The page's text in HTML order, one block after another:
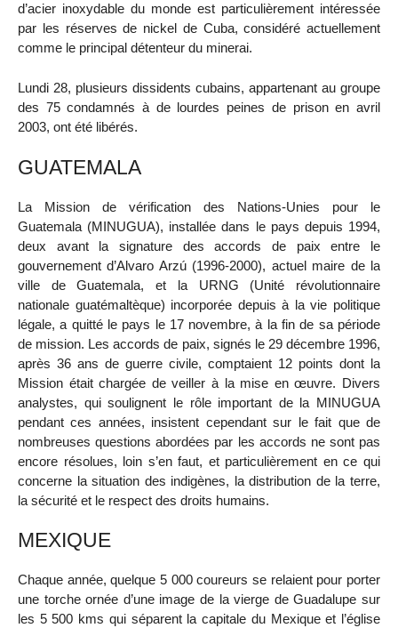
d’acier inoxydable du monde est particulièrement intéressée
par les réserves de nickel de Cuba, considéré actuellement
comme le principal détenteur du minerai.
Lundi 28, plusieurs dissidents cubains, appartenant au groupe
des 75 condamnés à de lourdes peines de prison en avril
2003, ont été libérés.
GUATEMALA
La Mission de vérification des Nations-Unies pour le
Guatemala (MINUGUA), installée dans le pays depuis 1994,
deux avant la signature des accords de paix entre le
gouvernement d’Alvaro Arzú (1996-2000), actuel maire de la
ville de Guatemala, et la URNG (Unité révolutionnaire
nationale guatémaltèque) incorporée depuis à la vie politique
légale, a quitté le pays le 17 novembre, à la fin de sa période
de mission. Les accords de paix, signés le 29 décembre 1996,
après 36 ans de guerre civile, comptaient 12 points dont la
Mission était chargée de veiller à la mise en œuvre. Divers
analystes, qui soulignent le rôle important de la MINUGUA
pendant ces années, insistent cependant sur le fait que de
nombreuses questions abordées par les accords ne sont pas
encore résolues, loin s’en faut, et particulièrement en ce qui
concerne la situation des indigènes, la distribution de la terre,
la sécurité et le respect des droits humains.
MEXIQUE
Chaque année, quelque 5 000 coureurs se relaient pour porter
une torche ornée d’une image de la vierge de Guadalupe sur
les 5 500 kms qui séparent la capitale du Mexique et l’église